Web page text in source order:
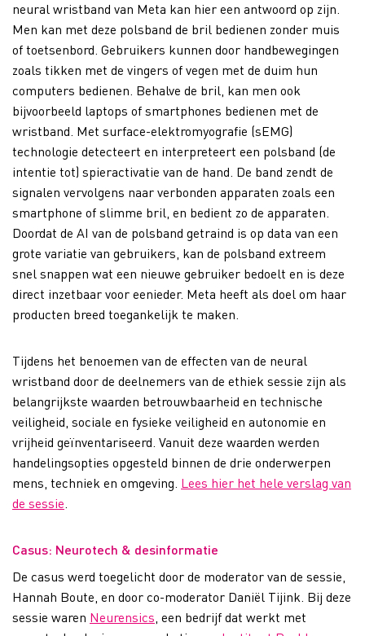
neural wristband van Meta kan hier een antwoord op zijn.
Men kan met deze polsband de bril bedienen zonder muis
of toetsenbord. Gebruikers kunnen door handbewegingen
zoals tikken met de vingers of vegen met de duim hun
computers bedienen. Behalve de bril, kan men ook
bijvoorbeeld laptops of smartphones bedienen met de
wristband. Met surface-elektromyografie (sEMG)
technologie detecteert en interpreteert een polsband (de
intentie tot) spieractivatie van de hand. De band zendt de
signalen vervolgens naar verbonden apparaten zoals een
smartphone of slimme bril, en bedient zo de apparaten.
Doordat de AI van de polsband getraind is op data van een
grote variatie van gebruikers, kan de polsband extreem
snel snappen wat een nieuwe gebruiker bedoelt en is deze
direct inzetbaar voor eenieder. Meta heeft als doel om haar
producten breed toegankelijk te maken.
Tijdens het benoemen van de effecten van de neural
wristband door de deelnemers van de ethiek sessie zijn als
belangrijkste waarden betrouwbaarheid en technische
veiligheid, sociale en fysieke veiligheid en autonomie en
vrijheid geïnventariseerd. Vanuit deze waarden werden
handelingsopties opgesteld binnen de drie onderwerpen
mens, techniek en omgeving. Lees hier het hele verslag van
de sessie
Casus: Neurotech & desinformatie
De casus werd toegelicht door de moderator van de sessie,
Hannah Boute, en door co-moderator Daniël Tijink. Bij deze
sessie waren Neurensics , een bedrijf dat werkt met